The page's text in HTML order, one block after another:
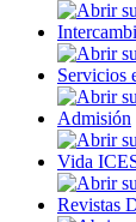
Servicios
Admisión
Vida
Revistas